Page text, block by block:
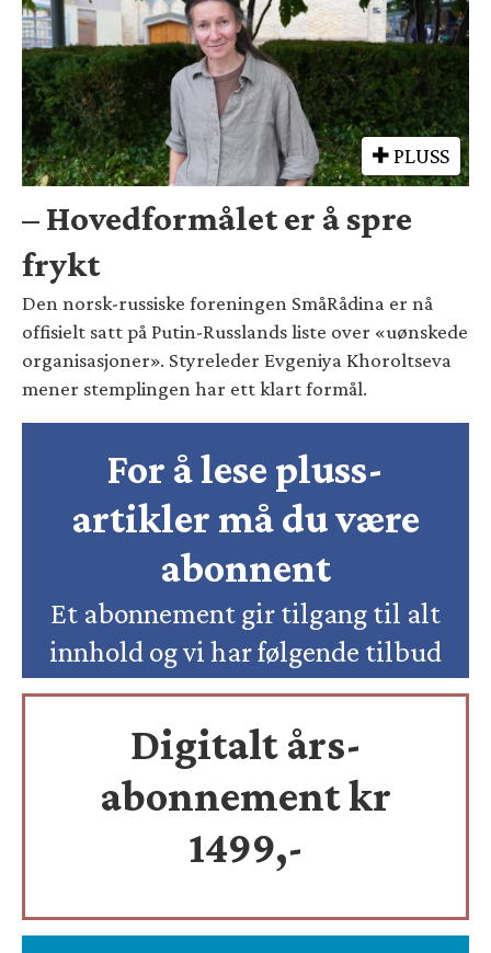
PLUSS
– Hovedformålet er å spre
frykt
Den norsk-russiske foreningen SmåRådina er nå
offisielt satt på Putin-Russlands liste over «uønskede
organisasjoner». Styreleder Evgeniya Khoroltseva
mener stemplingen har ett klart formål.
For å lese pluss-
artikler må du være
abonnent
Et abonnement gir tilgang til alt
innhold og vi har følgende tilbud
Digitalt års-
abonnement kr
1499,-